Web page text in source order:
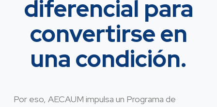
diferencial para
convertirse en
una condición.
Por eso, AECAUM impulsa un Programa de